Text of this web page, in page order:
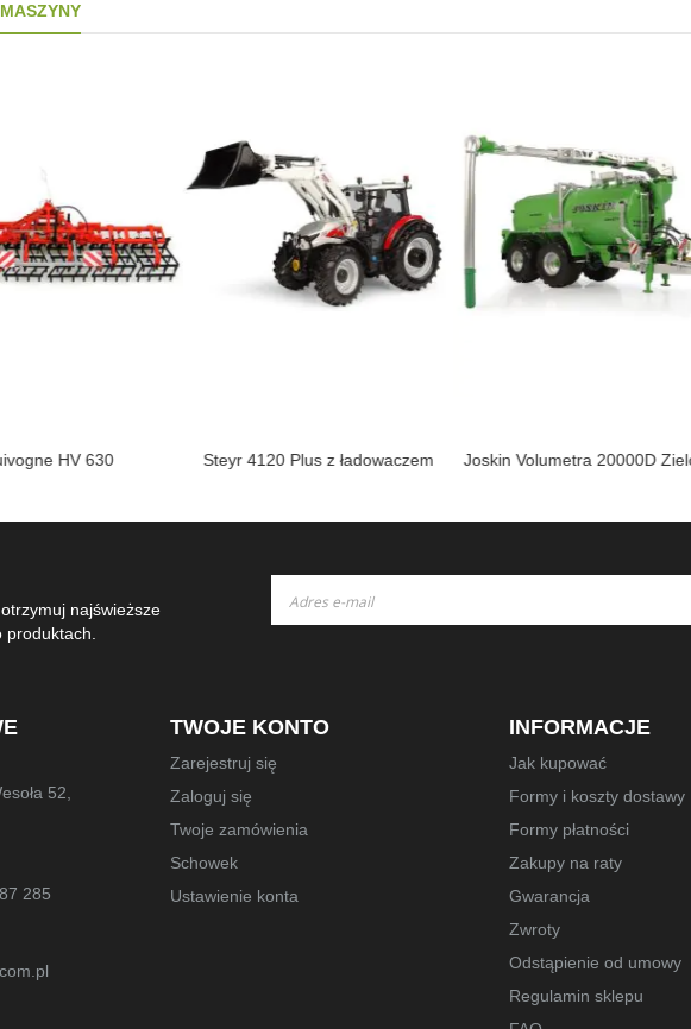
Steyr 4120 Plus z ładowaczem Joskin Volumetra 20000D Zielony
Massey
najświeższe
nasz
52,
285
TWOJE KONTO
Zarejestruj się
Zaloguj się
Twoje zamówienia
Schowek
Ustawienie konta
INFORMACJE
Jak kupować
Formy i koszty dostawy
Formy płatności
Zakupy na raty
Gwarancja
Zwroty
Odstąpienie od umowy
Regulamin sklepu